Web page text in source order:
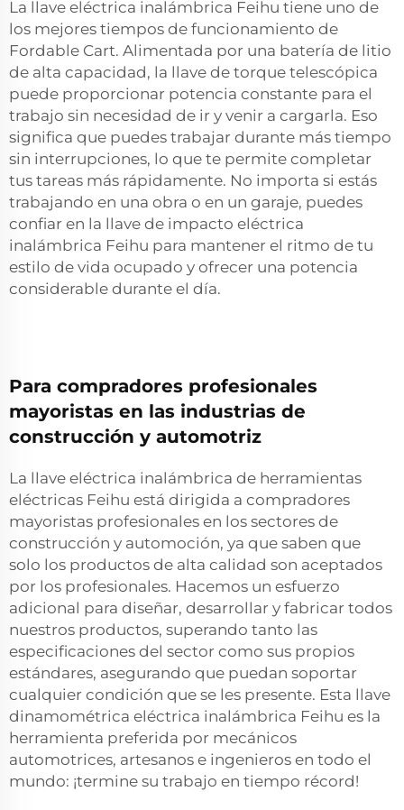
La llave eléctrica inalámbrica Feihu tiene uno de
los mejores tiempos de funcionamiento de
Fordable Cart. Alimentada por una batería de litio
de alta capacidad, la llave de torque telescópica
puede proporcionar potencia constante para el
trabajo sin necesidad de ir y venir a cargarla. Eso
significa que puedes trabajar durante más tiempo
sin interrupciones, lo que te permite completar
tus tareas más rápidamente. No importa si estás
trabajando en una obra o en un garaje, puedes
confiar en la llave de impacto eléctrica
inalámbrica Feihu para mantener el ritmo de tu
estilo de vida ocupado y ofrecer una potencia
considerable durante el día.
Para compradores profesionales
mayoristas en las industrias de
construcción y automotriz
La llave eléctrica inalámbrica de herramientas
eléctricas Feihu está dirigida a compradores
mayoristas profesionales en los sectores de
construcción y automoción, ya que saben que
solo los productos de alta calidad son aceptados
por los profesionales. Hacemos un esfuerzo
adicional para diseñar, desarrollar y fabricar todos
nuestros productos, superando tanto las
especificaciones del sector como sus propios
estándares, asegurando que puedan soportar
cualquier condición que se les presente. Esta llave
dinamométrica eléctrica inalámbrica Feihu es la
herramienta preferida por mecánicos
automotrices, artesanos e ingenieros en todo el
mundo: ¡termine su trabajo en tiempo récord!